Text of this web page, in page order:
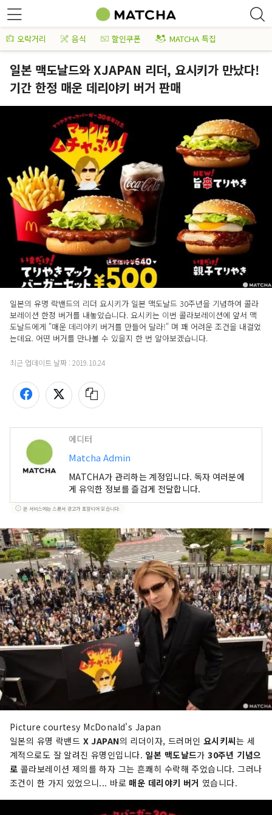
오락거리 음식 할인쿠폰 MATCHA 특집
일본 맥도날드와 XJAPAN 리더, 요시키가 만났다!
기간 한정 매운 데리야키 버거 판매
일본의 유명 락밴드의 리더 요시키가 일본 맥도날드 30주년을 기념하여 콜라
보레이션 한정 버거를 내놓았습니다. 요시키는 이번 콜라보레이션에 앞서 맥
도날드에게 "매운 데리야키 버거를 만들어 달라!" 며 꽤 어려운 조건을 내걸었
는데요. 어떤 버거를 만나볼 수 있을지 한 번 알아보겠습니다.
최근 업데이트 날짜 : 2019.10.24
에디터
Matcha Admin
MATCHA가 관리하는 계정입니다. 독자 여러분에
게 유익한 정보를 즐겁게 전달합니다.
본 서비스에는 스폰서 광고가 포함되어 있습니다.
Picture courtesy McDonald's Japan
일본의 유명 락밴드 X JAPAN의 리더이자, 드러머인 요시키씨는 세
계적으로도 잘 알려진 유명인입니다. 일본 맥도날드가 30주년 기념으
로 콜라보레이션 제의를 하자 그는 흔쾌히 수락해 주었습니다. 그러나
조건이 한 가지 있었으니... 바로 매운 데리야키 버거 였습니다.